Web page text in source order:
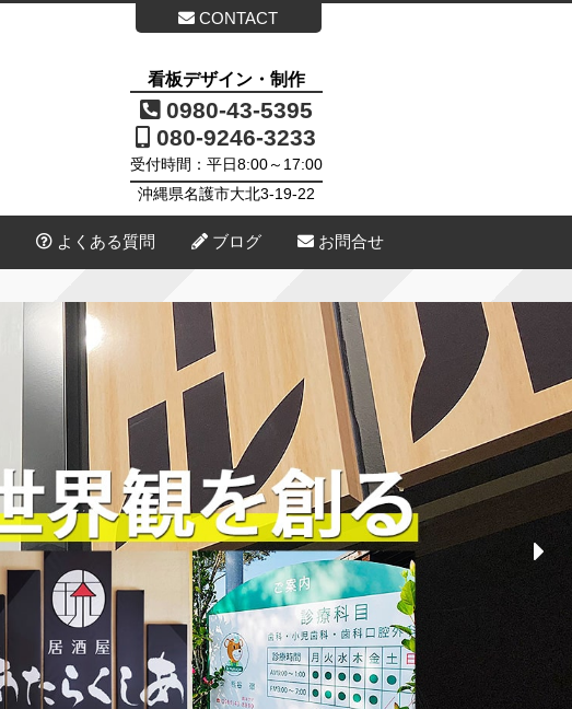
CONTACT
看板デザイン・制作
0980-43-5395
080-9246-3233
受付時間：平日8:00～17:00
沖縄県名護市大北3-19-22
よくある質問 ブログ お問合せ